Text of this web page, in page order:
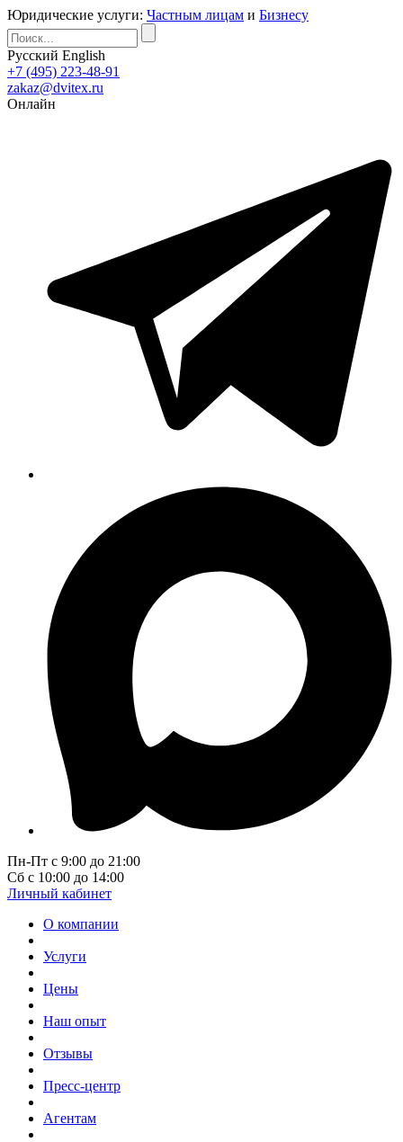
Юридические услуги: Частным лицам и Бизнесу
Русский English
+7 (495) 223-48-91
zakaz@dvitex.ru
Онлайн
Пн-Пт с 9:00 до 21:00
Сб с 10:00 до 14:00
Личный кабинет
О компании
Услуги
Цены
Наш опыт
Отзывы
Пресс-центр
Агентам